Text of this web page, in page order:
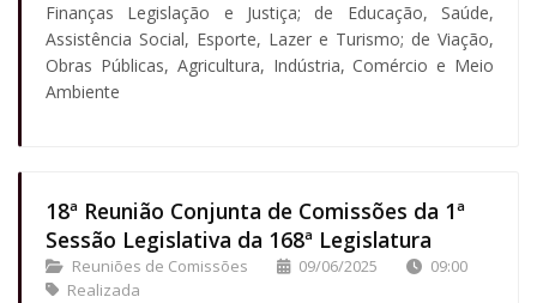
Finanças Legislação e Justiça; de Educação, Saúde,
Assistência Social, Esporte, Lazer e Turismo; de Viação,
Obras Públicas, Agricultura, Indústria, Comércio e Meio
Ambiente
18ª Reunião Conjunta de Comissões da 1ª
Sessão Legislativa da 168ª Legislatura
Reuniões de Comissões 09/06/2025
09:00
Realizada